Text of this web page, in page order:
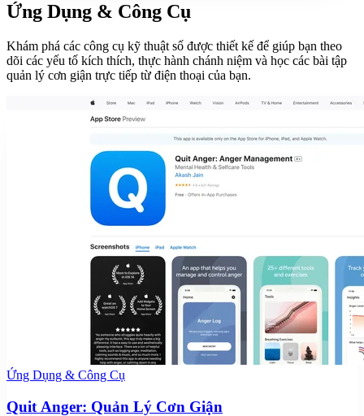
Ứng Dụng & Công Cụ
Khám phá các công cụ kỹ thuật số được thiết kế để giúp bạn theo
dõi các yếu tố kích thích, thực hành chánh niệm và học các bài tập
quản lý cơn giận trực tiếp từ điện thoại của bạn.
Ứng Dụng & Công Cụ
Quit Anger: Quản Lý Cơn Giận